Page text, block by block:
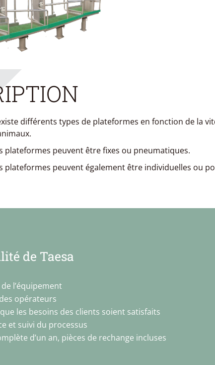
différents types de plateformes en fonction de la
plateformes peuvent être fixes ou pneumatiques.
plateformes peuvent également être individuelles ou
de Taesa
l’équipement
opérateurs
les besoins des clients soient satisfaits
et suivi du processus
d’un an, pièces de rechange incluses